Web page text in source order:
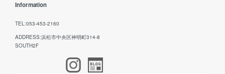
Information
TEL:053-453-2160
ADDRESS:浜松市中央区神明町314-8
SOUTH2F